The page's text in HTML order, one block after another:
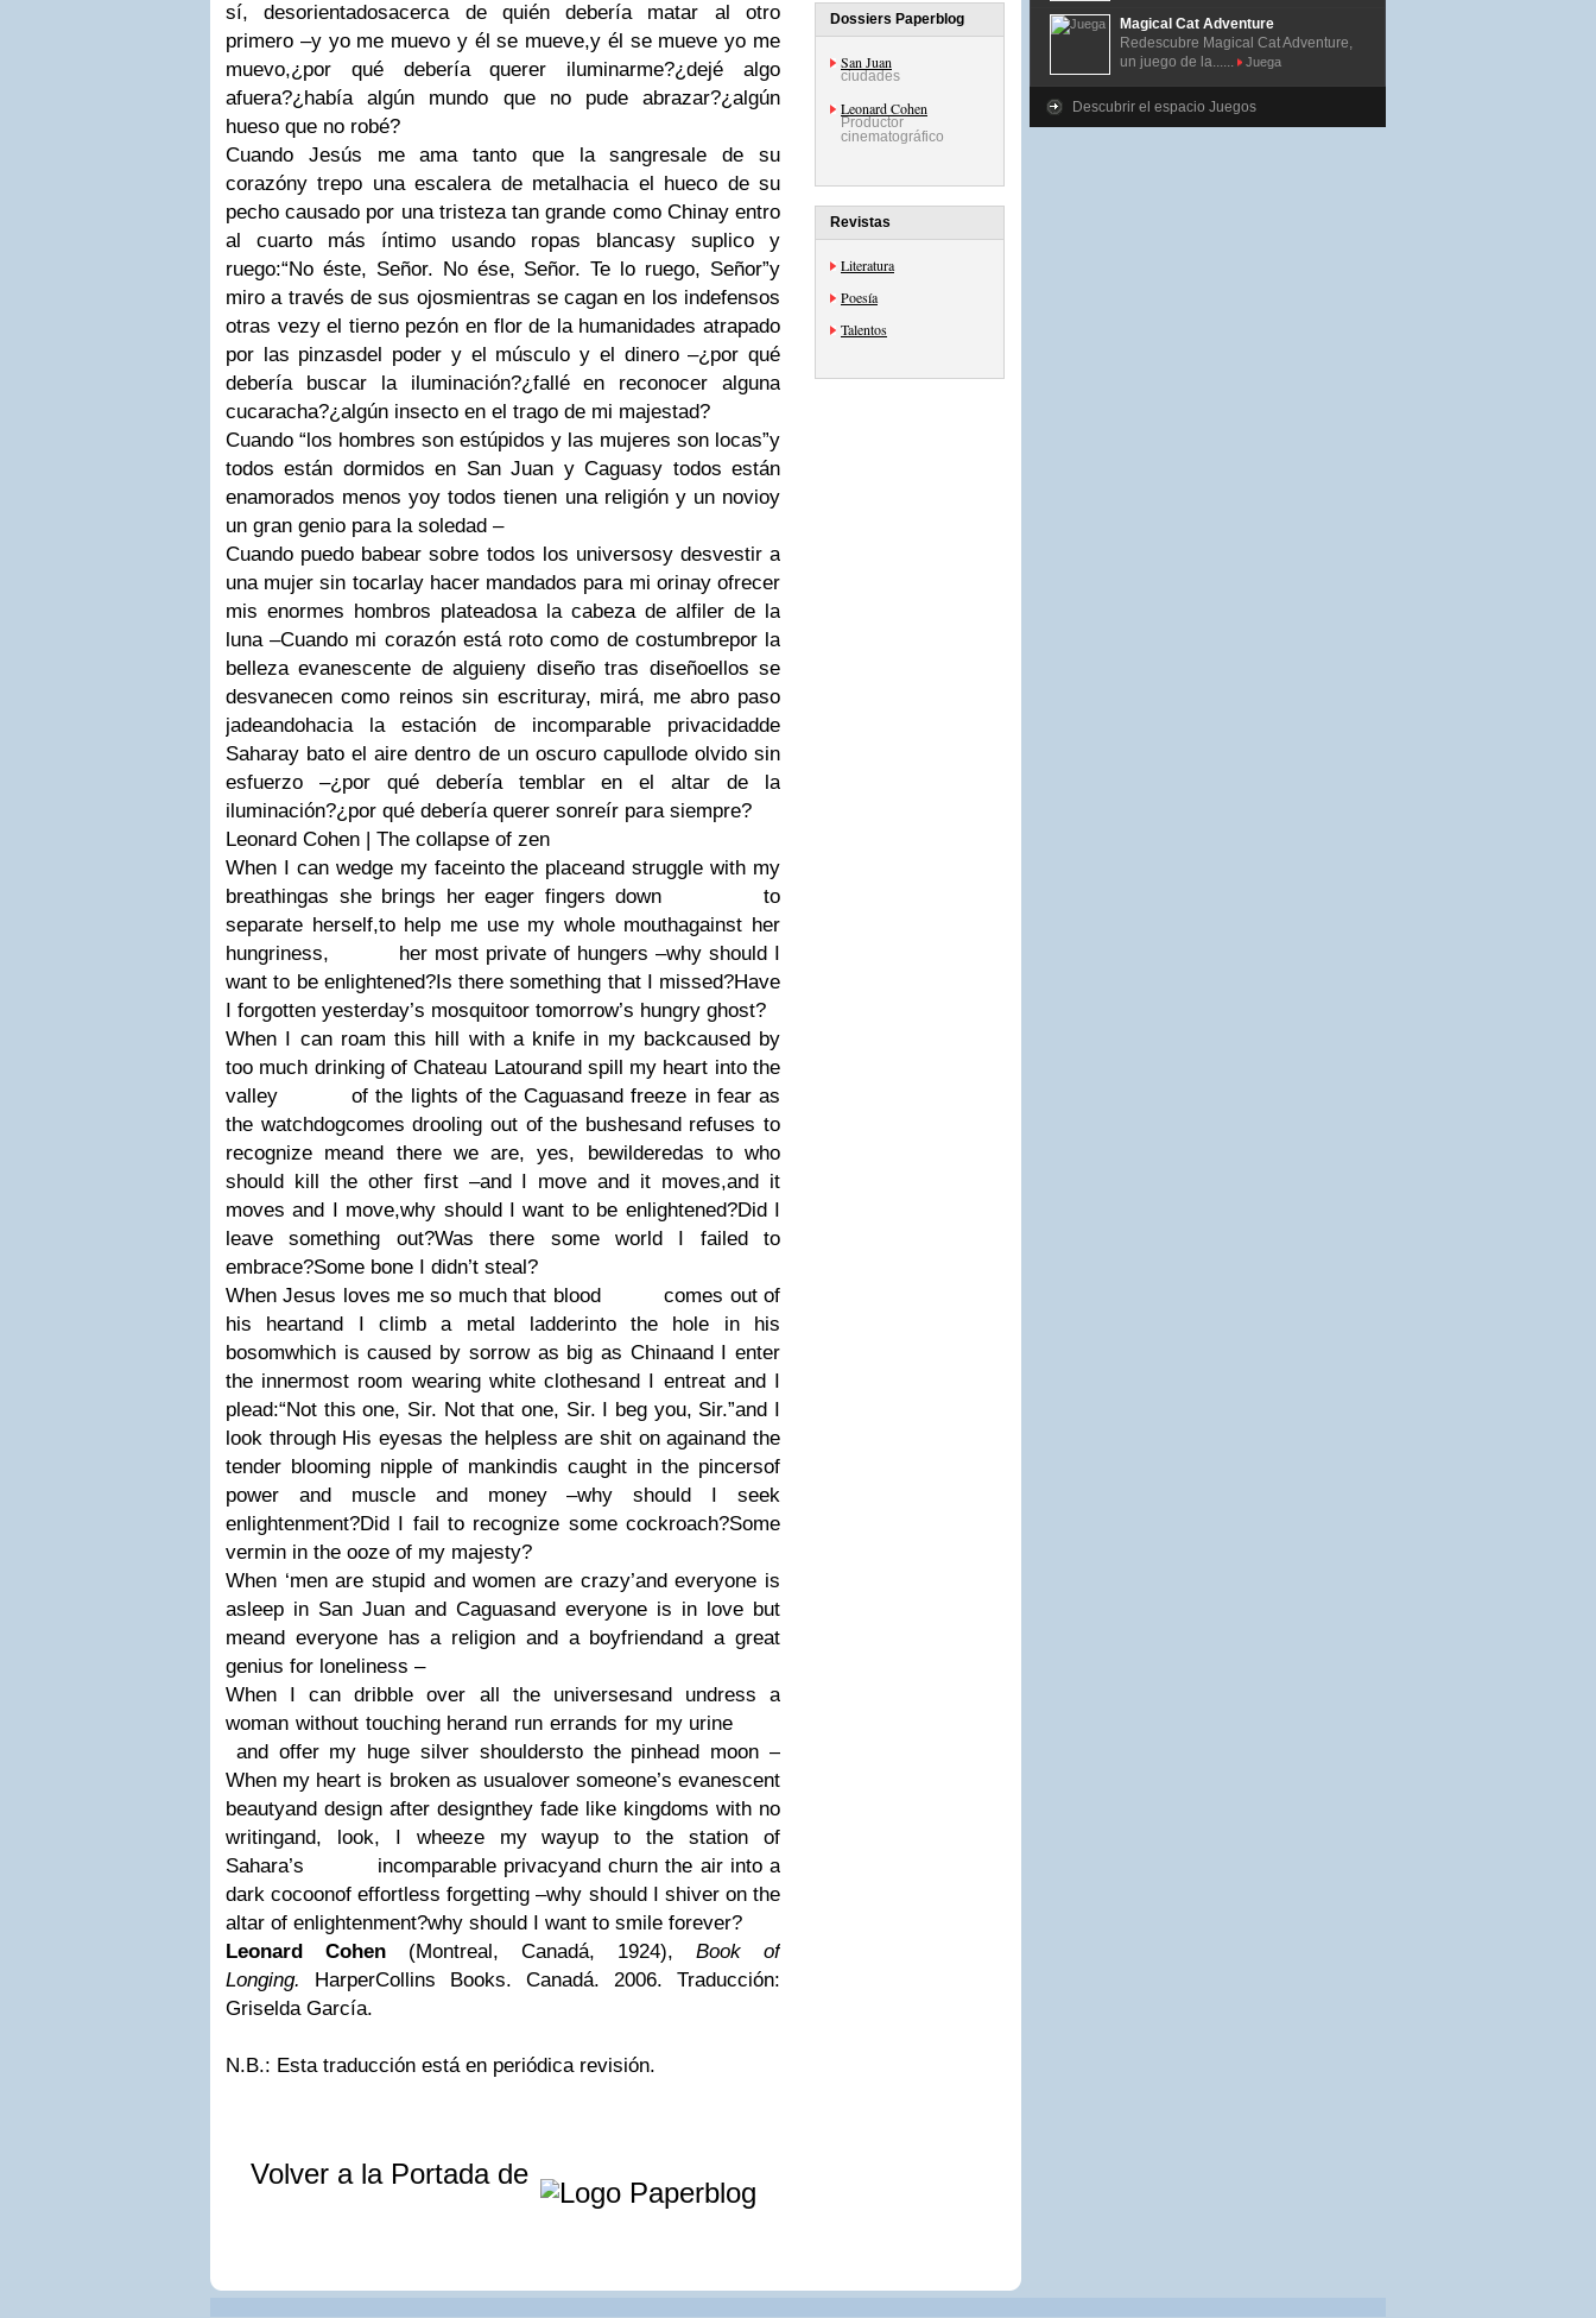
sí, desorientadosacerca de quién debería matar al otro
primero –y yo me muevo y él se mueve,y él se mueve yo me
muevo,¿por qué debería querer iluminarme?¿dejé algo
afuera?¿había algún mundo que no pude abrazar?¿algún
hueso que no robé?
Cuando Jesús me ama tanto que la sangresale de su
corazóny trepo una escalera de metalhacia el hueco de su
pechocausado por una tristeza tan grande como Chinay entro
al cuarto más íntimo usando ropas blancasy suplico y
ruego:“No éste, Señor. No ése, Señor. Te lo ruego, Señor”y
miro a través de sus ojosmientras se cagan en los indefensos
otras vezy el tierno pezón en flor de la humanidades atrapado
por las pinzasdel poder y el músculo y el dinero –¿por qué
debería buscar la iluminación?¿fallé en reconocer alguna
cucaracha?¿algún insecto en el trago de mi majestad?
Cuando “los hombres son estúpidos y las mujeres son locas”y
todos están dormidos en San Juan y Caguasy todos están
enamorados menos yoy todos tienen una religión y un novioy
un gran genio para la soledad –
Cuando puedo babear sobre todos los universosy desvestir a
una mujer sin tocarlay hacer mandados para mi orinay ofrecer
mis enormes hombros plateadosa la cabeza de alfiler de la
luna –Cuando mi corazón está roto como de costumbrepor la
belleza evanescente de alguieny diseño tras diseñoellos se
desvanecen como reinos sin escrituray, mirá, me abro paso
jadeandohacia la estación de incomparable privacidadde
Saharay bato el aire dentro de un oscuro capullode olvido sin
esfuerzo –¿por qué debería temblar en el altar de la
iluminación?¿por qué debería querer sonreír para siempre?
Leonard Cohen | The collapse of zen
When I can wedge my faceinto the placeand struggle with my
breathingas she brings her eager fingers down to
separate herself,to help me use my whole mouthagainst her
hungriness, her most private of hungers –why should I
want to be enlightened?Is there something that I missed?Have
I forgotten yesterday’s mosquitoor tomorrow’s hungry ghost?
When I can roam this hill with a knife in my backcaused by
too much drinking of Chateau Latourand spill my heart into the
valley of the lights of the Caguasand freeze in fear as
the watchdogcomes drooling out of the bushesand refuses to
recognize meand there we are, yes, bewilderedas to who
should kill the other first –and I move and it moves,and it
moves and I move,why should I want to be enlightened?Did I
leave something out?Was there some world I failed to
embrace?Some bone I didn’t steal?
When Jesus loves me so much that bloodcomes out of
his heartand I climb a metal ladderinto the hole in his
bosomwhich is caused by sorrow as big as Chinaand I enter
the innermost room wearing white clothesand I entreat and I
plead:“Not this one, Sir. Not that one, Sir. I beg you, Sir.”and I
look through His eyesas the helpless are shit on againand the
tender blooming nipple of mankindis caught in the pincersof
power and muscle and money –why should I seek
enlightenment?Did I fail to recognize some cockroach?Some
vermin in the ooze of my majesty?
When ‘men are stupid and women are crazy’and everyone is
asleep in San Juan and Caguasand everyone is in love but
meand everyone has a religion and a boyfriendand a great
genius for loneliness –
When I can dribble over all the universesand undress a
woman without touching herand run errands for my urine
and offer my huge silver shouldersto the pinhead moon –
When my heart is broken as usualover someone’s evanescent
beautyand design after designthey fade like kingdoms with no
writingand, look, I wheeze my wayup to the station of
Sahara’s incomparable privacyand churn the air into a
dark cocoonof effortless forgetting –why should I shiver on the
altar of enlightenment?why should I want to smile forever?
Leonard Cohen (Montreal, Canadá, 1924), Book of
Longing.
HarperCollins Books. Canadá. 2006. Traducción:
Griselda García.
N.B.: Esta traducción está en periódica revisión.
Volver a la Portada de
Dossiers Paperblog
San Juan
ciudades
Leonard Cohen
Productor
cinematográfico
Revistas
Literatura
Poesía
Talentos
Magical Cat Adventure
Redescubre Magical Cat Adventure,
un juego de la......
Juega
Descubrir el espacio Juegos